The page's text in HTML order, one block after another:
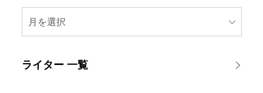
月を選択
ライター 一覧